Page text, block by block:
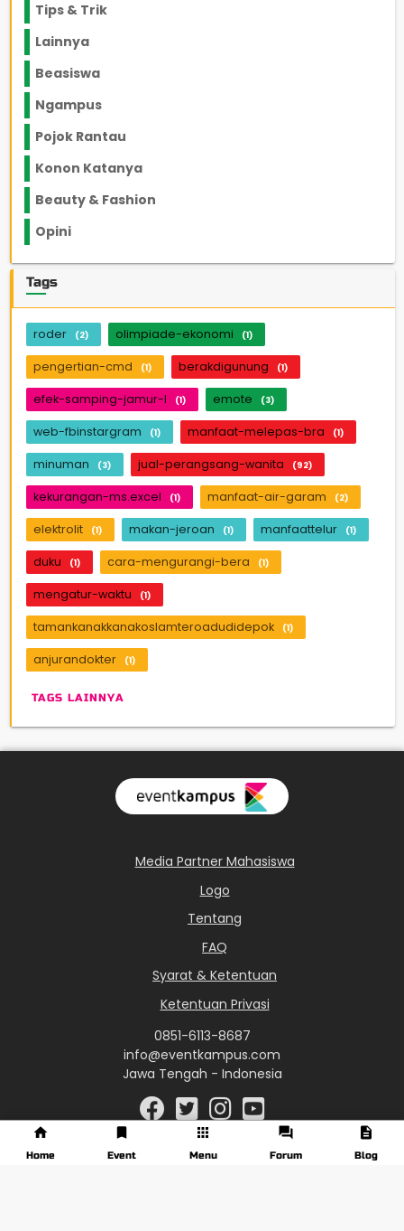
Tips & Trik
Lainnya
Beasiswa
Ngampus
Pojok Rantau
Konon Katanya
Beauty & Fashion
Opini
Tags
roder (2) olimpiade-ekonomi (1)
pengertian-cmd (1) berakdigunung (1)
efek-samping-jamur-l (1) emote (3)
web-fbinstargram (1) manfaat-melepas-bra (1)
minuman (3) jual-perangsang-wanita (92)
kekurangan-ms.excel (1) manfaat-air-garam (2)
elektrolit (1) makan-jeroan (1) manfaattelur (1)
duku (1) cara-mengurangi-bera (1)
mengatur-waktu (1)
tamankanakkanakoslamteroadudidepok (1)
anjurandokter (1)
TAGS LAINNYA
Media Partner Mahasiswa
Logo
Tentang
FAQ
Syarat & Ketentuan
Ketentuan Privasi
0851-6113-8687
info@eventkampus.com
Jawa Tengah - Indonesia
Home Event Menu Forum Blog